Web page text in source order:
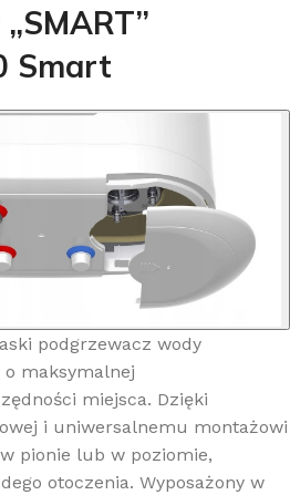
Smart
podgrzewacz wody
maksymalnej
miejsca. Dzięki
i uniwersalnemu montażowi
pionie lub w poziomie,
otoczenia. Wyposażony w